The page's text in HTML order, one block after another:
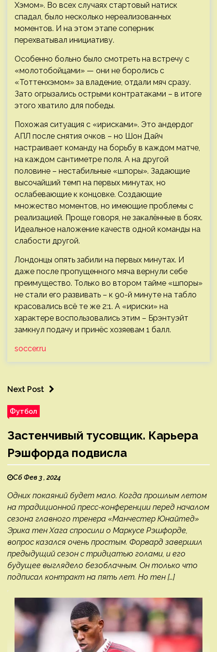
Хэмом». Во всех случаях стартовый натиск
спадал, было несколько нереализованных
моментов. И на этом этапе соперник
перехватывал инициативу.
Особенно больно было смотреть на встречу с
«молотобойцами» — они не боролись с
«Тоттенхэмом» за владение, отдали мяч сразу.
Зато огрызались острыми контратаками – в итоге
этого хватило для победы.
Похожая ситуация с «ирисками». Это андердог
АПЛ после снятия очков – но Шон Дайч
настраивает команду на борьбу в каждом матче,
на каждом сантиметре поля. А на другой
половине – нестабильные «шпоры». Задающие
высочайший темп на первых минутах, но
ослабевающие к концовке. Создающие
множество моментов, но имеющие проблемы с
реализацией. Проще говоря, не закалённые в боях.
Идеальное наложение качеств одной команды на
слабости другой.
Лондонцы опять забили на первых минутах. И
даже после пропущенного мяча вернули себе
преимущество. Только во втором тайме «шпоры»
не стали его развивать – к 90-й минуте на табло
красовались всё те же 2:1. А «ириски» на
характере воспользовались этим – Брэнтуэйт
замкнул подачу и принёс хозяевам 1 балл.
soccer.ru
Next Post
Футбол
Застенчивый тусовщик. Карьера
Рэшфорда подвисла
Сб Фев 3 , 2024
Одних покаяний будет мало. Когда прошлым летом
на традиционной пресс-конференции перед началом
сезона главного тренера «Манчестер Юнайтед»
Эрика тен Хага спросили о Маркусе Рэшфорде,
вопрос казался очень простым. Форвард завершил
предыдущий сезон с тридцатью голами, и его
будущее выглядело безоблачным. Он только что
подписал контракт на пять лет. Но тен […]